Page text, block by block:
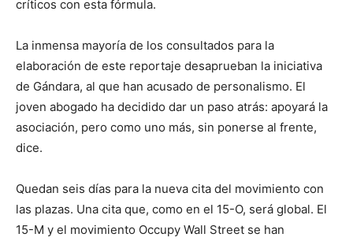
críticos con esta fórmula.
La inmensa mayoría de los consultados para la
elaboración de este reportaje desaprueban la iniciativa
de Gándara, al que han acusado de personalismo. El
joven abogado ha decidido dar un paso atrás: apoyará la
asociación, pero como uno más, sin ponerse al frente,
dice.
Quedan seis días para la nueva cita del movimiento con
las plazas. Una cita que, como en el 15-O, será global. El
15-M y el movimiento Occupy Wall Street se han